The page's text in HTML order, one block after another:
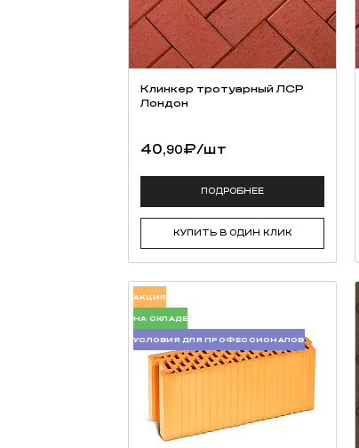
Клинкер тротуарный ЛСР
Лондон
40,90₽/шт
ПОДРОБНЕЕ
КУПИТЬ В ОДИН КЛИК
АКЦИЯ
НА СКЛАДЕ
УСЛОВИЯ ДЛЯ ПРОФЕССИОНАЛОВ